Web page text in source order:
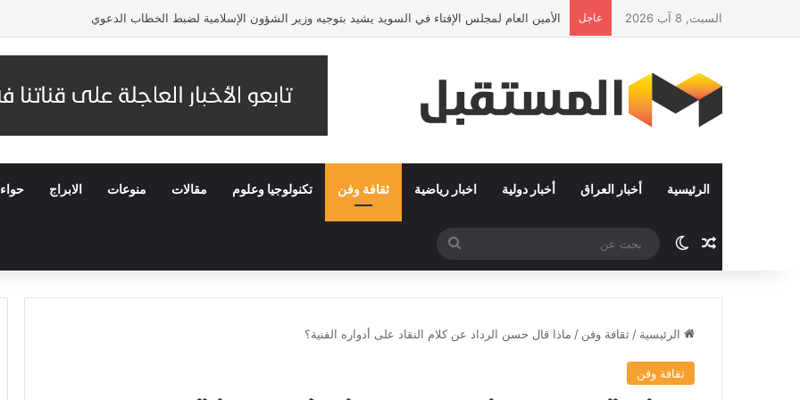
السبت, 8 آب 2026 عاجل الأمين العام لمجلس الإفتاء في السويد يشيد بتوجيه وزير الشؤون الإسلامية لضبط الخطاب الدعوي
الرئيسية أخبار العراق أخبار دولية اخبار رياضية ثقافة وفن تكنولوجيا وعلوم مقالات منوعات الابراج حواء
مقال عشوائي
الوضع المظلم
عن
الرئيسية / ثقافة وفن / ماذا قال حسن الرداد عن كلام النقاد على أدواره الفنية؟
ثقافة وفن